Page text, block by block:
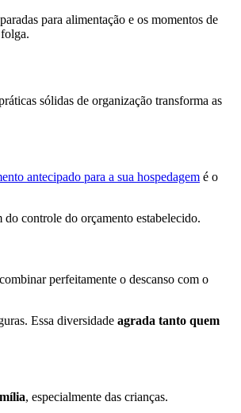
para alimentação e os momentos de
sólidas de organização transforma as
antecipado para a sua hospedagem é o
controle do orçamento estabelecido.
perfeitamente o descanso com o
Essa diversidade agrada tanto quem
, especialmente das crianças.